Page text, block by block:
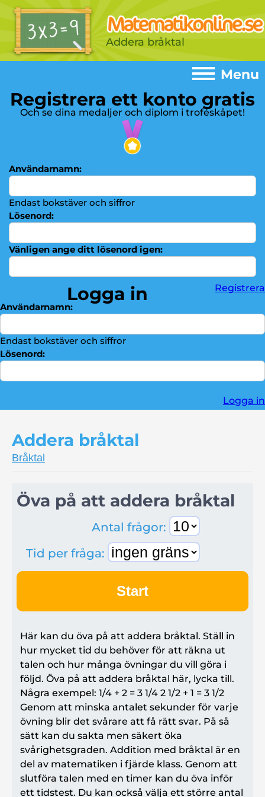
Addera bråktal
Registrera ett konto gratis
Och se dina medaljer och diplom i troféskåpet!
Användarnamn:
Endast bokstäver och siffror
Lösenord:
Vänligen ange ditt lösenord igen:
Registrera
Logga in
Användarnamn:
Endast bokstäver och siffror
Lösenord:
Logga in
Addera bråktal
Bråktal
Öva på att addera bråktal
Antal frågor:
Tid per fråga:
Start
Här kan du öva på att addera bråktal. Ställ in
hur mycket tid du behöver för att räkna ut
talen och hur många övningar du vill göra i
följd. Öva på att addera bråktal här, lycka till.
Några exempel: 1/4 + 2 = 3 1/4 2 1/2 + 1 = 3 1/2
Genom att minska antalet sekunder för varje
övning blir det svårare att få rätt svar. På så
sätt kan du sakta men säkert öka
svårighetsgraden. Addition med bråktal är en
del av matematiken i fjärde klass. Genom att
slutföra talen med en timer kan du öva inför
ett tidstest. Du kan också välja ett större antal
Menu
Menu
► Addition
► Subtraktion
► Multiplikationstabeller
► Multiplikation
► Troféskåp
► Kontakta oss